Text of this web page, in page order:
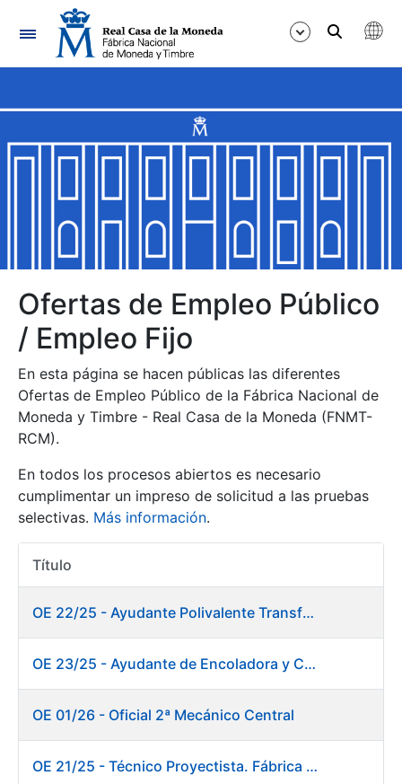
Navegación
Mostrar/Ocultar
Mostrar/Ocultar
Mostrar/Ocultar
Mostrar/Ocultar
Mostrar/Ocultar
Mostrar/Ocultar
Mostrar/Ocultar
Mostrar/Ocultar
Ofertas de Empleo Público
/ Empleo Fijo
En esta página se hacen públicas las diferentes
Ofertas de Empleo Público de la Fábrica Nacional de
Moneda y Timbre - Real Casa de la Moneda (FNMT-
RCM).
En todos los procesos abiertos es necesario
cumplimentar un impreso de solicitud a las pruebas
selectivas. Más información.
Título
OE 22/25 - Ayudante Polivalente Transformados/Acabados
OE 23/25 - Ayudante de Encoladora y Calandra Máquina de Papel. Fábrica de Papel
OE 01/26 - Oficial 2ª Mecánico Central
OE 21/25 - Técnico Proyectista. Fábrica de Papel